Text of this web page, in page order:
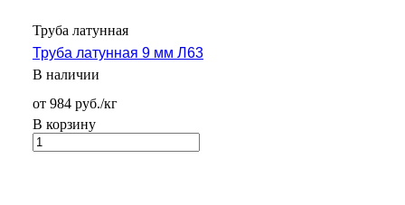
Труба латунная
Труба латунная 9 мм Л63
В наличии
от 984 руб./кг
В корзину